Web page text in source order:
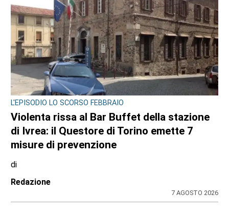
BORGARO TORINESE
Casa della Salute in ritardo sul Pnrr: stop ai
lavori per l’amianto, ditta messa in mora
dal Comune
di
Stefano Tubia